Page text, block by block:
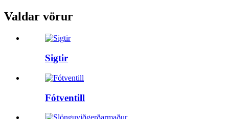
Valdar vörur
Sigtir
Fótventill